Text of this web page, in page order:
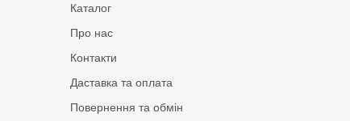
Каталог
Про нас
Контакти
Даставка та оплата
Повернення та обмін